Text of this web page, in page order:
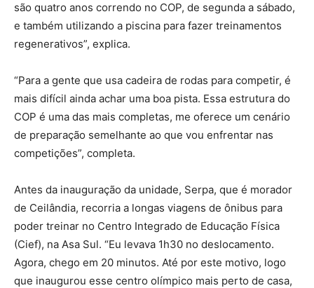
são quatro anos correndo no COP, de segunda a sábado,
e também utilizando a piscina para fazer treinamentos
regenerativos”, explica.
“Para a gente que usa cadeira de rodas para competir, é
mais difícil ainda achar uma boa pista. Essa estrutura do
COP é uma das mais completas, me oferece um cenário
de preparação semelhante ao que vou enfrentar nas
competições”, completa.
Antes da inauguração da unidade, Serpa, que é morador
de Ceilândia, recorria a longas viagens de ônibus para
poder treinar no Centro Integrado de Educação Física
(Cief), na Asa Sul. “Eu levava 1h30 no deslocamento.
Agora, chego em 20 minutos. Até por este motivo, logo
que inaugurou esse centro olímpico mais perto de casa,